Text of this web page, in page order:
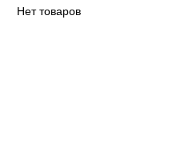
Нет товаров